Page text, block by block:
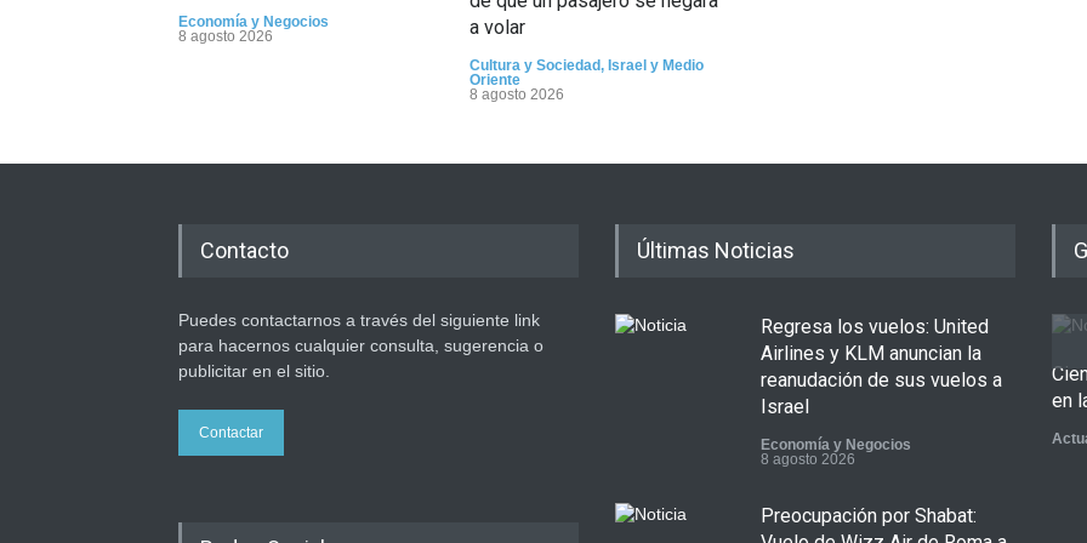
Economía y Negocios
8 agosto 2026
a volar
Cultura y Sociedad, Israel y Medio
Oriente
8 agosto 2026
Contacto
Puedes contactarnos a través del siguiente link
para hacernos cualquier consulta, sugerencia o
publicitar en el sitio.
Contactar
Últimas Noticias
Regresa los vuelos: United
Airlines y KLM anuncian la
reanudación de sus vuelos a
Israel
Economía y Negocios
8 agosto 2026
Preocupación por Shabat:
en